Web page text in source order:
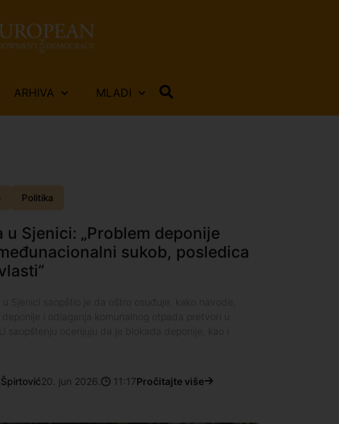
ARHIVA MLADI
Politika
u Sjenici: „Problem deponije
sukob, posledica
20. jun 2026. 11:17Pročitajte više